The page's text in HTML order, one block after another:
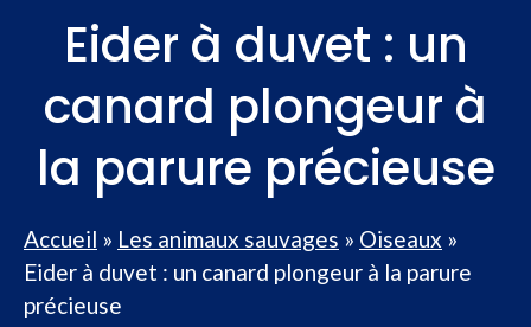
Eider à duvet : un
canard plongeur à
la parure précieuse
Accueil » Les animaux sauvages » Oiseaux »
Eider à duvet : un canard plongeur à la parure
précieuse